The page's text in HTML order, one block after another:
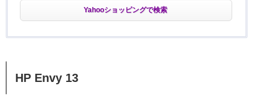
Yahooショッピングで検索
HP Envy 13